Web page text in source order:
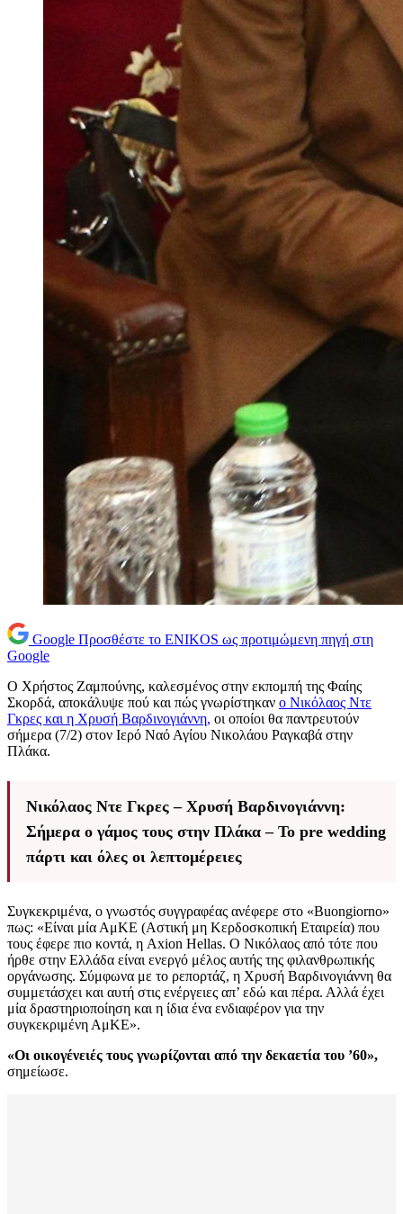
Google Προσθέστε το ENIKOS ως προτιμώμενη πηγή στη
Google
Ο Χρήστος Ζαμπούνης, καλεσμένος στην εκπομπή της Φαίης
Σκορδά, αποκάλυψε πού και πώς γνωρίστηκαν ο Νικόλαος Ντε
Γκρες και η Χρυσή Βαρδινογιάννη, οι οποίοι θα παντρευτούν
σήμερα (7/2) στον Ιερό Ναό Αγίου Νικολάου Ραγκαβά στην
Πλάκα.
Νικόλαος Ντε Γκρες – Χρυσή Βαρδινογιάννη:
Σήμερα ο γάμος τους στην Πλάκα – Το pre wedding
πάρτι και όλες οι λεπτομέρειες
Συγκεκριμένα, ο γνωστός συγγραφέας ανέφερε στο «Buongiorno»
πως: «Είναι μία ΑμΚΕ (Αστική μη Κερδοσκοπική Εταιρεία) που
τους έφερε πιο κοντά, η Axion Hellas. Ο Νικόλαος από τότε που
ήρθε στην Ελλάδα είναι ενεργό μέλος αυτής της φιλανθρωπικής
οργάνωσης. Σύμφωνα με το ρεπορτάζ, η Χρυσή Βαρδινογιάννη θα
συμμετάσχει και αυτή στις ενέργειες απ’ εδώ και πέρα. Αλλά έχει
μία δραστηριοποίηση και η ίδια ένα ενδιαφέρον για την
συγκεκριμένη ΑμΚΕ».
«Οι οικογένειές τους γνωρίζονται από την δεκαετία του ’60»,
σημείωσε.